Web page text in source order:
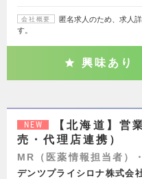
会社概要
匿名求人のため、求人
す。
興味あり
NEW
【北海道】営
売・代理店連携）
MR（医薬情報担当者）
デンツプライシロナ株式会